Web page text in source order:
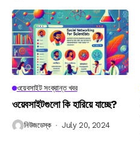
ওয়েবসাইট সংক্রান্ত খবর
ওয়েবসাইটগুলো কি হারিয়ে যাচ্ছে?
নিউজডেস্ক July 20, 2024